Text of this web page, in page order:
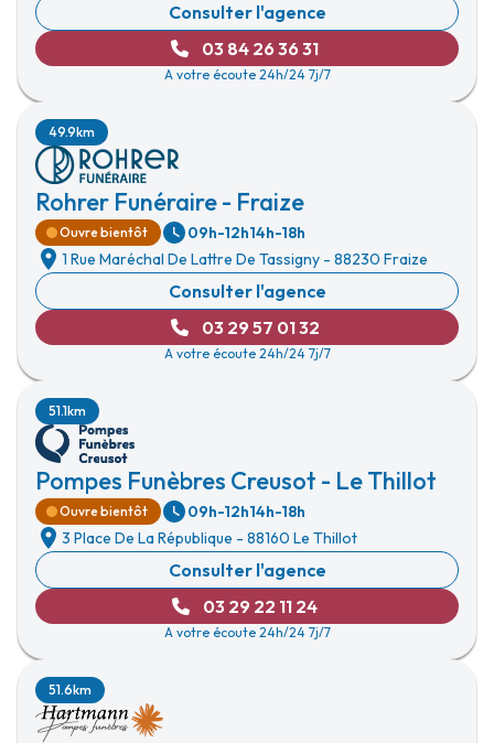
Consulter l'agence
03 84 26 36 31
A votre écoute 24h/24 7j/7
Rohrer Funéraire - Fraize
49.9km
Ouvre bientôt 09h-12h14h-18h
1 Rue Maréchal De Lattre De Tassigny - 88230 Fraize
Consulter l'agence
03 29 57 01 32
A votre écoute 24h/24 7j/7
Pompes Funèbres Creusot - Le Thillot
51.1km
Ouvre bientôt 09h-12h14h-18h
3 Place De La République - 88160 Le Thillot
Consulter l'agence
03 29 22 11 24
A votre écoute 24h/24 7j/7
51.6km